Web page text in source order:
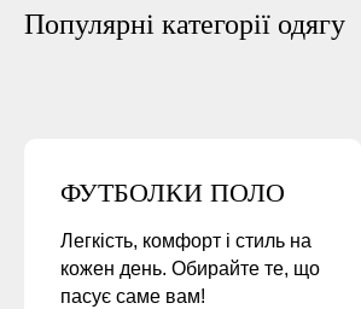
Популярні категорії одягу
ФУТБОЛКИ ПОЛО
Легкість, комфорт і стиль на
кожен день. Обирайте те, що
пасує саме вам!